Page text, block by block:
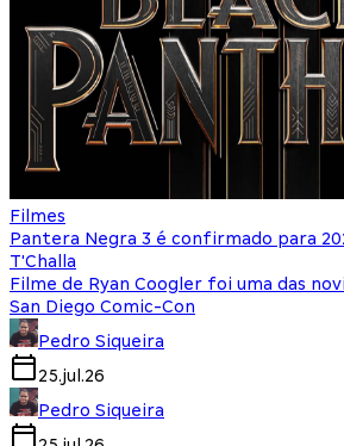
Filmes
Pantera Negra 3 é confirmado para
T'Challa
Filme de Ryan Coogler foi uma das
San Diego Comic-Con
Pedro Siqueira
25.jul.26
Pedro Siqueira